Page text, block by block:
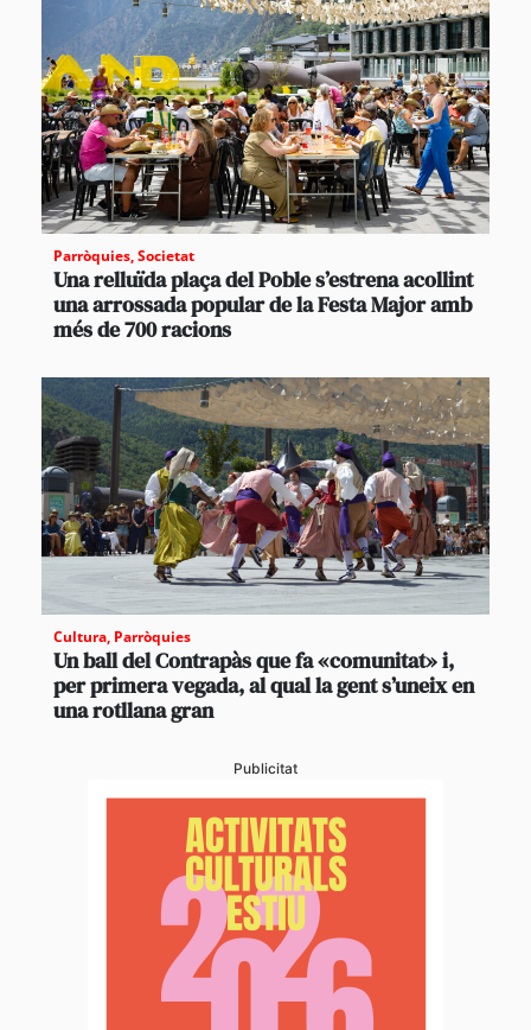
Parròquies,Societat
Una relluïda plaça del Poble s’estrena acollint
una arrossada popular de la Festa Major amb
més de 700 racions
Cultura, Parròquies
Un ball del Contrapàs que fa «comunitat» i,
per primera vegada, al qual la gent s’uneix en
una rotllana gran
Publicitat